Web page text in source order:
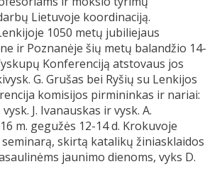
Lietuvoje koordinaciją.
1050 metų jubiliejaus
ir Poznanėje šių metų balandžio 14-
Konferenciją atstovaus jos
G. Grušas bei Ryšių su Lenkijos
komisijos pirmininkas ir nariai:
J. Ivanauskas ir vysk. A.
m. gegužės 12-14 d. Krokuvoje
seminarą, skirtą katalikų žiniasklaidos
jaunimo dienoms, vyks D.